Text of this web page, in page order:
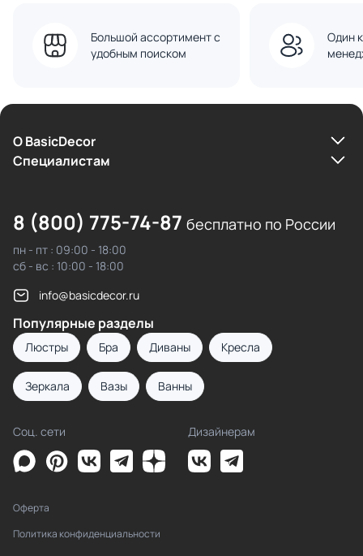
Большой ассортимент с
удобным поиском
Один
О BasicDecor
Cпециалистам
8 (800) 775-74-87 бесплатно по России
пн - пт : 09:00 - 18:00
сб - вс : 10:00 - 18:00
info@basicdecor.ru
Популярные разделы
Люстры Бра Диваны Кресла
Зеркала Вазы Ванны
Соц. сети Дизайнерам
Оферта
Политика конфиденциальности